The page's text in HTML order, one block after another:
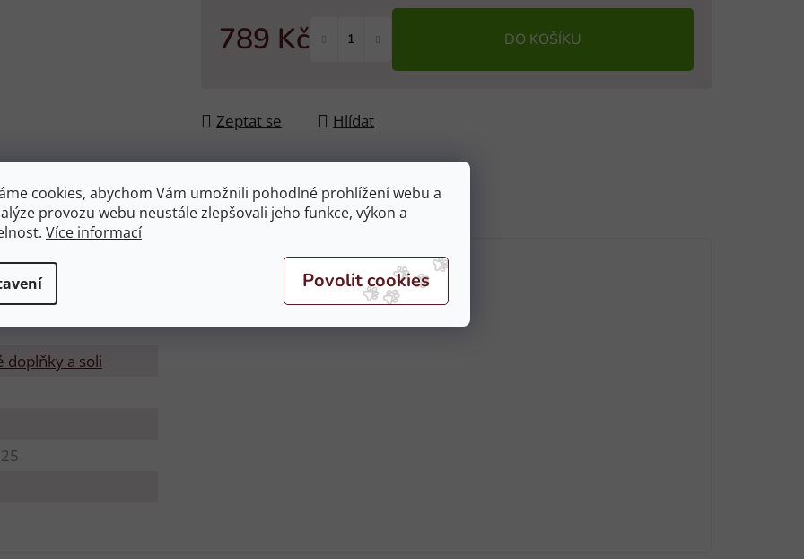
cookies, abychom Vám umožnili pohodlné prohlížení webu a
provozu webu neustále zlepšovali jeho funkce, výkon a
Více informací
789 Kč DO KOŠÍKU
Zeptat se Hlídat
doplňky a soli